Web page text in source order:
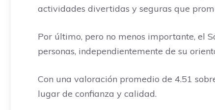
actividades divertidas y seguras que
Por último, pero no menos importante, el
personas, independientemente de su
Con una valoración promedio de 4.51
lugar de confianza y calidad.